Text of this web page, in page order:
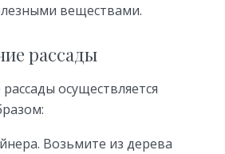
веществами.
рассады
осуществляется
Возьмите из дерева